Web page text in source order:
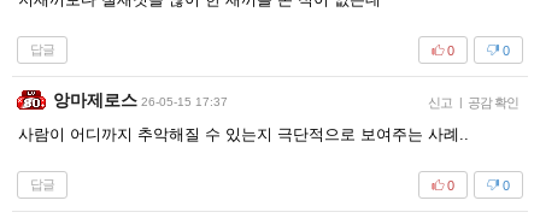
답글 0
0
앙마제로스 26-05-15 17:37 신고 | 공감 확인
사람이 어디까지 추악해질 수 있는지 극단적으로 보여주는 사례..
답글 0
0